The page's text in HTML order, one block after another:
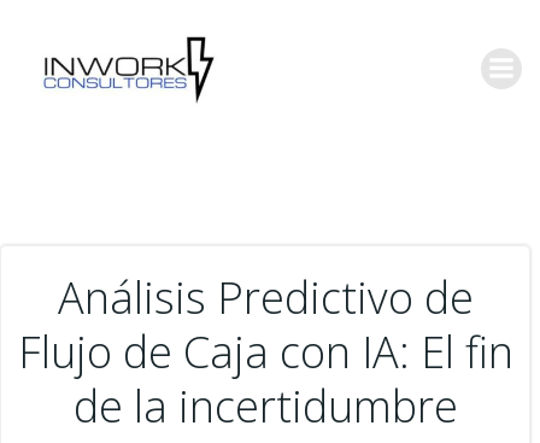
Análisis Predictivo de
Flujo de Caja con IA: El fin
de la incertidumbre